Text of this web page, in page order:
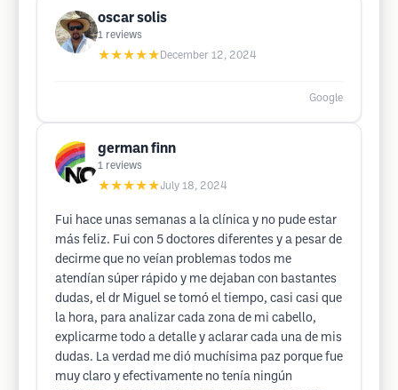
oscar solis
1 reviews
★★★★★ December 12, 2024
Google
german finn
1 reviews
★★★★★July 18, 2024
Fui hace unas semanas a la clínica y no pude estar
más feliz. Fui con 5 doctores diferentes y a pesar de
decirme que no veían problemas todos me
atendían súper rápido y me dejaban con bastantes
dudas, el dr Miguel se tomó el tiempo, casi casi que
la hora, para analizar cada zona de mi cabello,
explicarme todo a detalle y aclarar cada una de mis
dudas. La verdad me dió muchísima paz porque fue
muy claro y efectivamente no tenía ningún